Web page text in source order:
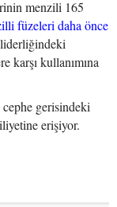
menzili 165
füzeleri daha önce
karşı kullanımına
gerisindeki
erişiyor.